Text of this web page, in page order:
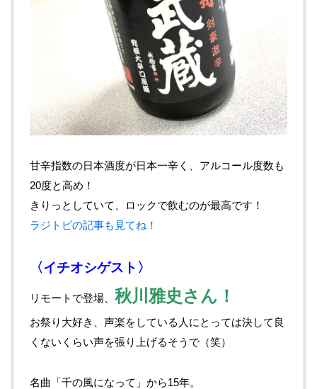
甘辛指数の日本酒度が日本一辛く、アルコール度数も
20度と高め！
きりっとしていて、ロックで飲むのが最高です！
ラジトピの記事も見てね！
〈イチオシゲスト〉
リモートで登場、 秋川雅史さん！
お祭り大好き、声楽をしている人にとっては決して良
くないくらい声を張り上げるそうで（笑）
名曲「千の風になって」から15年。